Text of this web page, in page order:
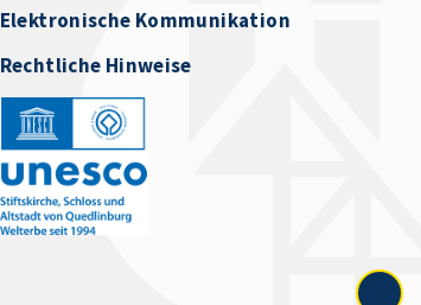
Elektronische Kommunikation
Rechtliche Hinweise